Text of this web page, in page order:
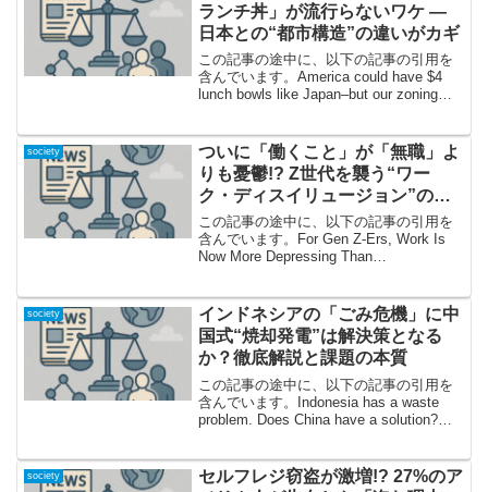
ランチ丼」が流行らないワケ ―
日本との“都市構造”の違いがカギ
この記事の途中に、以下の記事の引用を
含んでいます。America could have $4
lunch bowls like Japan–but our zoning
society
ついに「働くこと」が「無職」よ
りも憂鬱!? Z世代を襲う“ワー
ク・ディスイリュージョン”の正
体とは
この記事の途中に、以下の記事の引用を
含んでいます。For Gen Z-Ers, Work Is
Now More Depressing Than
も若者の...
society
インドネシアの「ごみ危機」に中
国式“焼却発電”は解決策となる
か？徹底解説と課題の本質
この記事の途中に、以下の記事の引用を
含んでいます。Indonesia has a waste
problem. Does China have a solution?目
は...
society
セルフレジ窃盗が激増!? 27%のア